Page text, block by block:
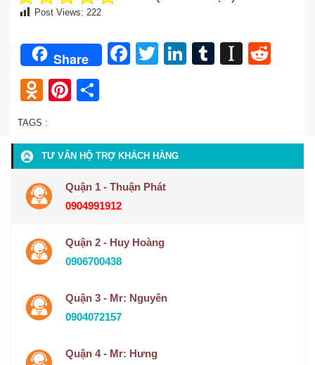
Post Views: 222
Share Facebook
TwitterLinkedIn
Tumblr
Odnoklassniki
Pinterest
TAGS :
TƯ VẤN HỘ TRỢ KHÁCH HÀNG
Quận 1 - Thuận Phát
0904991912
Quận 2 - Huy Hoàng
0906700438
Quận 3 - Mr: Nguyên
0904072157
Quận 4 - Mr: Hưng